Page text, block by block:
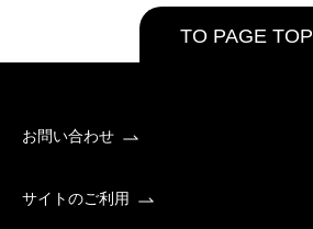
TO PAGE TOP
お問い合わせ
サイトのご利用